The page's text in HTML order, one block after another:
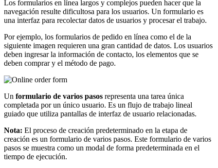
Los formularios en línea largos y complejos pueden hacer que la
navegación resulte dificultosa para los usuarios. Un formulario es
una interfaz para recolectar datos de usuarios y procesar el trabajo.
Por ejemplo, los formularios de pedido en línea como el de la
siguiente imagen requieren una gran cantidad de datos. Los usuarios
deben ingresar la información de contacto, los elementos que se
deben comprar y el método de pago.
Un formulario de varios pasos representa una tarea única
completada por un único usuario. Es un flujo de trabajo lineal
guiado que utiliza pantallas de interfaz de usuario relacionadas.
Nota: El proceso de creación predeterminado en la etapa de
creación es un formulario de varios pasos. Este formulario de varios
pasos se muestra como un modal de forma predeterminada en el
tiempo de ejecución.